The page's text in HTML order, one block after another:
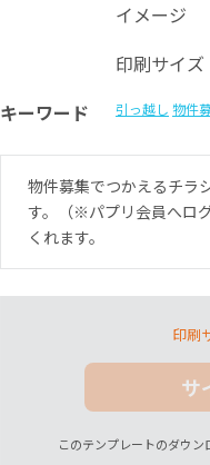
イメージ
印刷サイズ
キーワード 引っ越し 物件
物件募集でつかえるチラ
す。（※パプリ会員へロ
くれます。
印刷
サ
このテンプレートのダウ